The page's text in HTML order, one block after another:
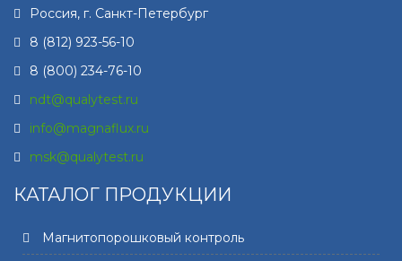
Россия, г. Санкт-Петербург
8 (812) 923-56-10
8 (800) 234-76-10
ndt@qualytest.ru
info@magnaflux.ru
msk@qualytest.ru
КАТАЛОГ ПРОДУКЦИИ
Магнитопорошковый контроль